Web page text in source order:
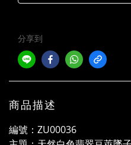
分享到
商品描述
編號：ZU00036